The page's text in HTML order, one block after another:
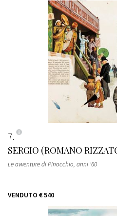
7
SERGIO (ROMANO
Le avventure di Pinocchio, anni '60
VENDUTO € 540